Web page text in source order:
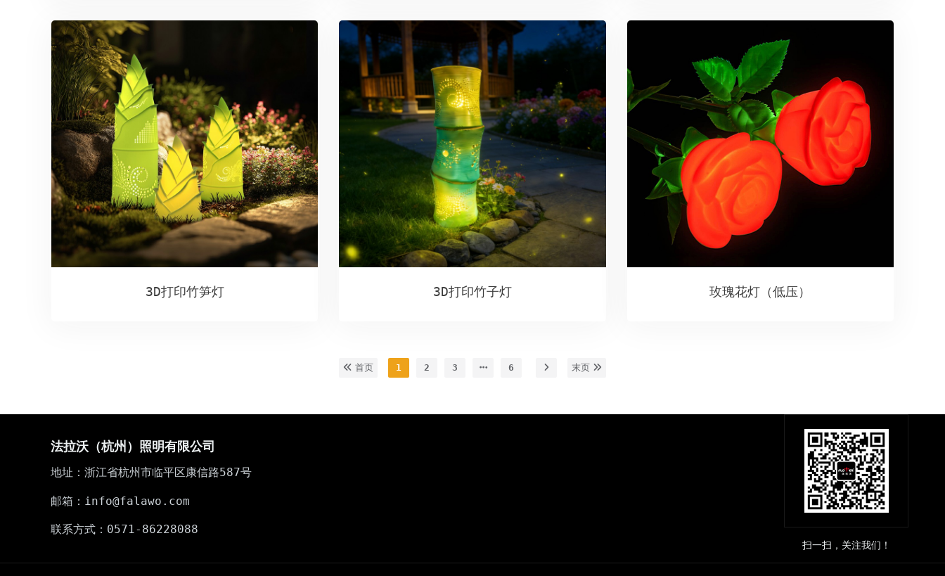
3D打印竹笋灯 3D打印竹子灯 玫瑰花灯（低压）
首页 1 2 3 6 末页
法拉沃（杭州）照明有限公司
地址：浙江省杭州市临平区康信路587号
邮箱：info@falawo.com
联系方式：0571-86228088
扫一扫，关注我们！